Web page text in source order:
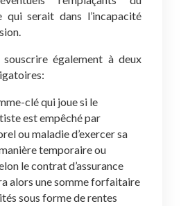
qui serait dans l’incapacité
également à deux
clé qui joue si le
est empêché par
ou maladie d’exercer sa
temporaire ou
le contrat d’assurance
alors une somme forfaitaire
sous forme de rentes